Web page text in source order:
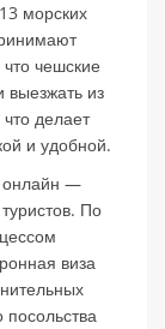
морских
чешские
выезжать из
делает
и удобной.
онлайн —
По
виза
посольства